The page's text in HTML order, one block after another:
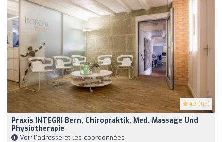
4.7 (115)
Praxis INTEGRI Bern, Chiropraktik, Med. Massage Und
Physiotherapie
Voir l'adresse et les coordonnées